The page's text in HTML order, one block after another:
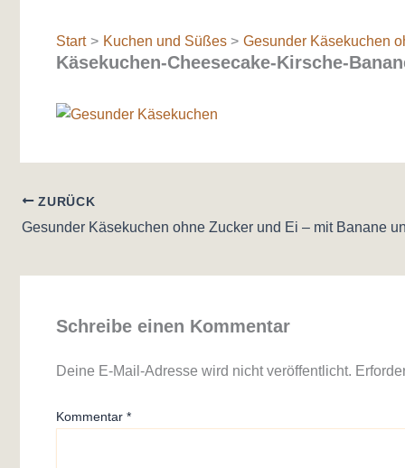
Start Kuchen und Süßes Gesunder Käsekuchen
Käsekuchen-Cheesecake-Kirsche-
ZURÜCK
Gesunder Käsekuchen ohne Zucker und Ei – mit Banane
Schreibe einen Kommentar
Deine E-Mail-Adresse wird nicht veröffentlicht.
Kommentar *